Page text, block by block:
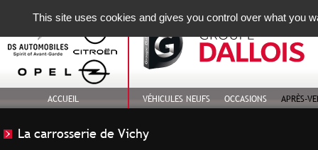
ACCUEIL VÉHICULES NEUFS OCCASIONS APRÈS-
La carrosserie de Vichy
This site uses cookies and gives you control over what you